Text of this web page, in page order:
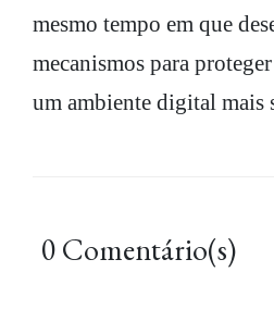
mesmo tempo em que
mecanismos para
um ambiente digital mais
0 Comentário(s)